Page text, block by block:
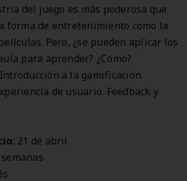
del juego es más poderosa que
forma de entretenimiento como la
Pero, ¿se pueden aplicar los
para aprender? ¿Cómo?
a la gamificación.
de usuario. Feedback y
: 21 de abril
semanas